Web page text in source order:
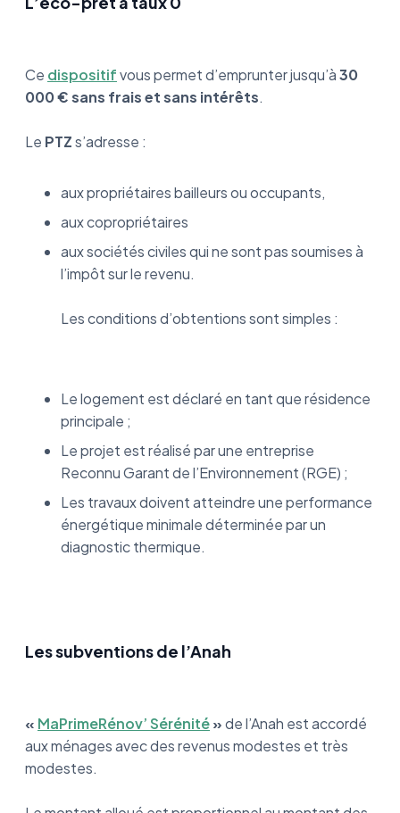
Ce dispositifvous permet d’emprunter jusqu’à30
000 €sans frais et sans intérêts.
Le PTZs’adresse :
aux propriétaires bailleurs ou occupants,
aux copropriétaires
aux sociétés civiles qui ne sont pas soumises à
l’impôt sur le revenu.
Les conditions d’obtentions sont simples :
Le logement est déclaré en tant que résidence
principale ;
Le projet est réalisé par une entreprise
Reconnu Garant de l’Environnement (RGE) ;
Les travaux doivent atteindre une performance
énergétique minimale déterminée par un
diagnostic thermique.
Les subventions de l’Anah
« MaPrimeRénov’ Sérénité»de l’Anah est accordé
aux ménages avec des revenus modestes et très
modestes.